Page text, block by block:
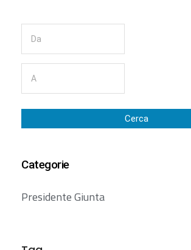
Cerca
Categorie
Presidente Giunta